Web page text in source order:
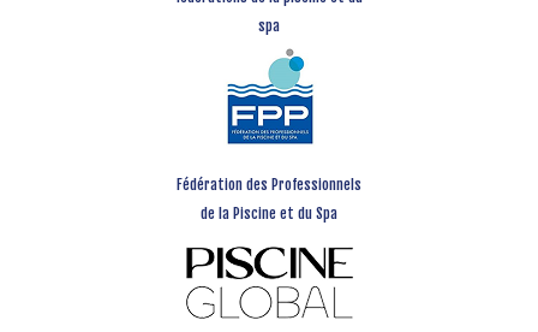
spa
Fédération des Professionnels
de la Piscine et du Spa